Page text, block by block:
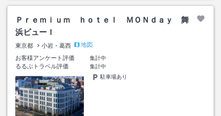
Ｐｒｅｍｉｕｍ ｈｏｔｅｌ ＭＯＮｄａｙ 舞
浜ビューＩ
東京都 小岩・葛西
地図
お客様アンケート評価
集計中
るるぶトラベル評価
集計中
駐車場あり